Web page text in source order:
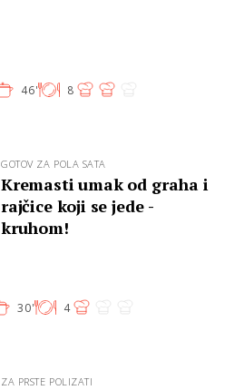
46' 8
GOTOV ZA POLA SATA
Kremasti umak od graha i
rajčice koji se jede -
kruhom!
30' 4
ZA PRSTE POLIZATI